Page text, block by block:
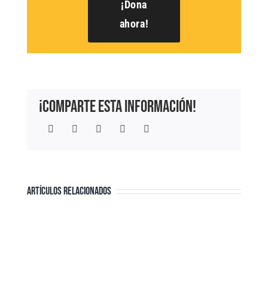
¡Dona
ahora!
¡Comparte esta información!
FacebookTwitter LinkedInWhatsApp
ARTÍCULOS RELACIONADOS